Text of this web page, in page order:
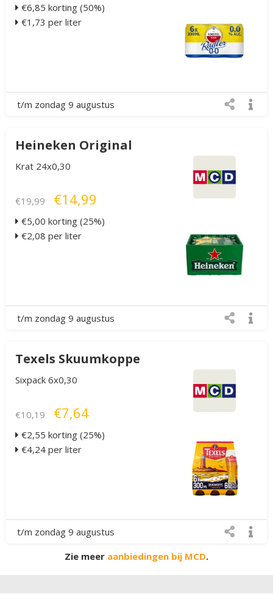
€6,85 korting (50%)
€1,73 per liter
t/m zondag 9 augustus
Heineken Original
Krat 24x0,30
€19,99 €14,99
€5,00 korting (25%)
€2,08 per liter
t/m zondag 9 augustus
Texels Skuumkoppe
Sixpack 6x0,30
€10,19 €7,64
€2,55 korting (25%)
€4,24 per liter
t/m zondag 9 augustus
Zie meer aanbiedingen bij MCD.